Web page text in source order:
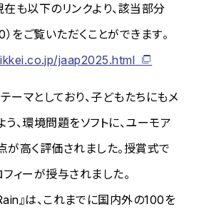
在も以下のリンクより、該当部分
をご覧いただくことができます​​​​​​。
jaap2025.html
ーマとしており、子どもたちにもメ
、環境問題をソフトに、ユーモア
が高く評価されました。授賞式で
ィーが授与されました。
』は、これまでに国内外の100を